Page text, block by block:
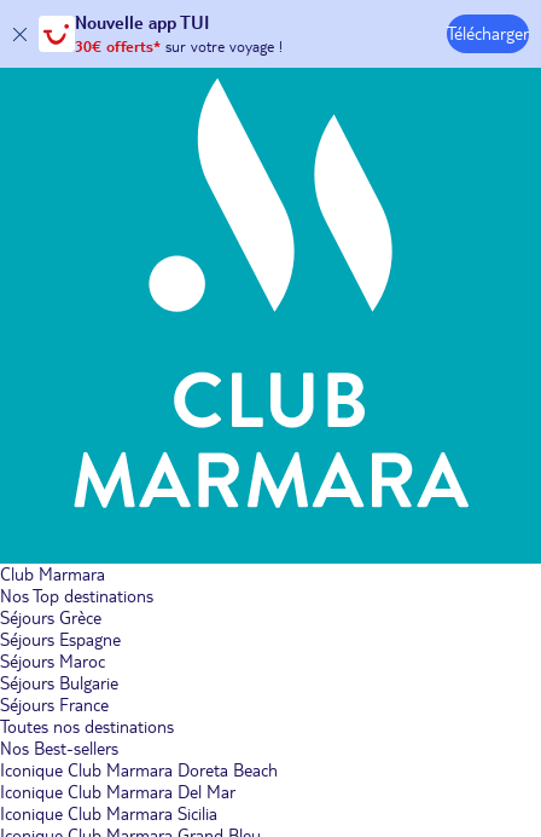
Nouvelle app TUI
30€ offerts*sur votre voyage !
avec le code :HAPPYAPP
Télécharger
Hôtels & Clubs
Club Marmara
Nos Top destinations
Séjours Grèce
Séjours Espagne
Séjours Maroc
Séjours Bulgarie
Séjours France
Toutes nos destinations
Nos Best-sellers
Iconique Club Marmara Doreta Beach
Iconique Club Marmara Del Mar
Iconique Club Marmara Sicilia